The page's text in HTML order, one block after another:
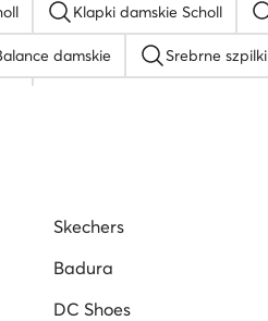
Klapki damskie Scholl
damskie Srebrne szpilki
Espadryle na koturnie
Skechers
Badura
DC Shoes